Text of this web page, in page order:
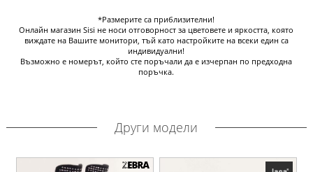
*Размерите са приблизителни!
Онлайн магазин Sisi не носи отговорност за цветовете и яркостта, която
виждате на Вашите монитори, тъй като настройките на всеки един са
индивидуални!
Възможно е номерът, който сте поръчали да е изчерпан по предходна
поръчка.
Други модели